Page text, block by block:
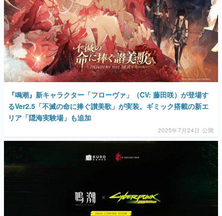
『鳴潮』新キャラクター「フローヴァ」（CV: 藤田咲）が登場す
るVer2.5「不滅の命に捧ぐ讃美歌」が実装。ギミック搭載の新エ
リア「隠海実験場」も追加
2025年7月24日 公開